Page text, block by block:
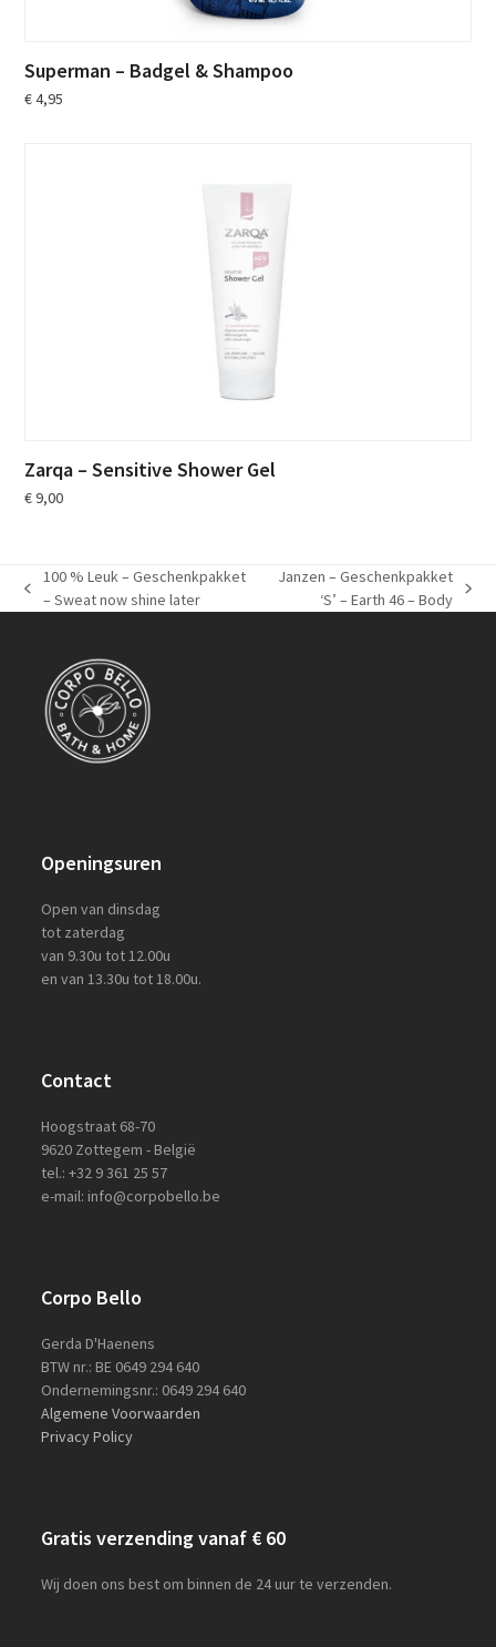
Superman – Badgel & Shampoo
€4,95
Zarqa – Sensitive Shower Gel
€9,00
previous
100 % Leuk – Geschenkpakket
– Sweat now shine later
Janzen – Geschenkpakket
‘S’ – Earth 46 – Body
Openingsuren
Open van dinsdag
tot zaterdag
van 9.30u tot 12.00u
en van 13.30u tot 18.00u.
Contact
Hoogstraat 68-70
9620 Zottegem - België
tel.: +32 9 361 25 57
e-mail: info@corpobello.be
Corpo Bello
Gerda D'Haenens
BTW nr.: BE 0649 294 640
Ondernemingsnr.: 0649 294 640
Algemene Voorwaarden
Privacy Policy
Gratis verzending vanaf € 60
Wij doen ons best om binnen de 24 uur te verzenden.